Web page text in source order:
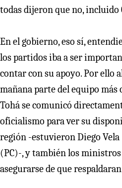
todas dijeron que no, incluido
En el gobierno, eso sí,
los partidos iba a ser
contar con su apoyo. Por ello
mañana parte del equipo
Tohá se comunicó
oficialismo para ver su
región -estuvieron Diego
(PC)-, y también los ministros
asegurarse de que